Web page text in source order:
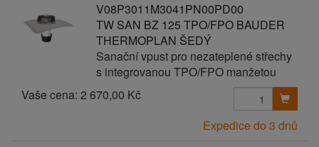
V08P3011M3041PN00PD00
TW SAN BZ 125 TPO/FPO BAUDER
THERMOPLAN ŠEDÝ
Sanační vpust pro nezateplené střechy
s integrovanou TPO/FPO manžetou
Vaše cena: 2 670,00 Kč
Expedice do 3 dnů